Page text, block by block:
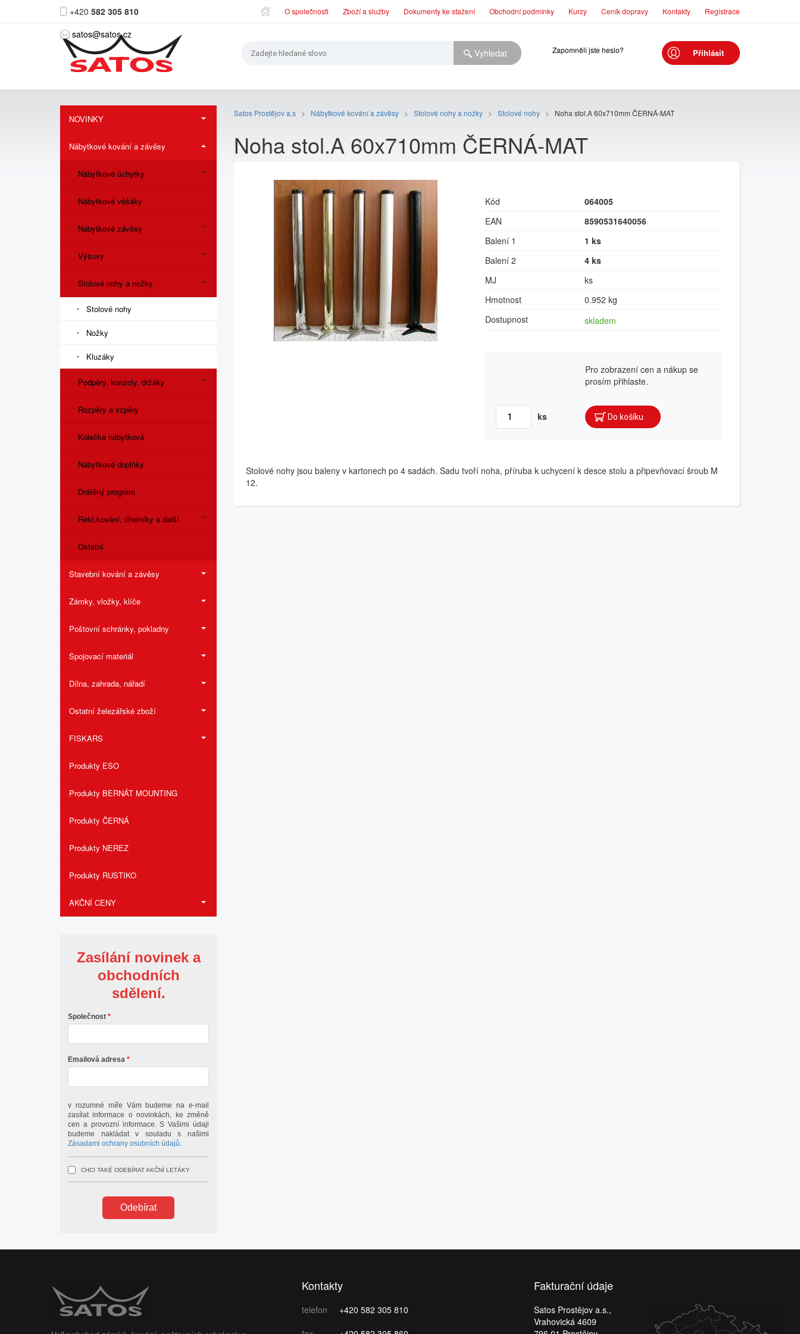
Přihlásit
+420 582 305 810
satos@satos.cz
O společnosti Zboží a služby Dokumenty ke stažení Obchodní podmínky Kurzy Ceník dopravy Kontakty Registrace
Zapomněli jste heslo?
NOVINKY
Nábytkové kování a závěsy
Nábytkové úchytky
Nábytkové věšáky
Nábytkové závěsy
Výsuvy
Stolové nohy a nožky
Stolové nohy
Nožky
Kluzáky
Podpěry, konzoly, držáky
Rozpěry a vzpěry
Kolečka nábytková
Nábytkové doplňky
Drátěný program
Rekt.kování, úhelníky a další
Ostatní
Stavební kování a závěsy
Zámky, vložky, klíče
Poštovní schránky, pokladny
Spojovací materiál
Dílna, zahrada, nářadí
Ostatní železářské zboží
FISKARS
Produkty ESO
Produkty BERNÁT MOUNTING
Produkty ČERNÁ
Produkty NEREZ
Produkty RUSTIKO
AKČNÍ CENY
Zasílání novinek a
obchodních
sdělení.
Společnost
Emailová adresa
v rozumné míře Vám budeme na e-mail
zasílat informace o novinkách, ke změně
cen a provozní informace. S Vašimi údaji
budeme nakládat v souladu s našimi
Zásadami ochrany osobních údajů.
CHCI TAKÉ ODEBÍRAT AKČNÍ LETÁKY
Odebírat
Satos Prostějov a.s > Nábytkové kování a závěsy > Stolové nohy a nožky > Stolové nohy > Noha stol.A 60x710mm ČERNÁ-MAT
Noha stol.A 60x710mm ČERNÁ-MAT
Kód
064005
EAN
8590531640056
Balení 1
1 ks
Balení 2
4 ks
MJ
ks
Hmotnost
0.952 kg
Dostupnost
skladem
Pro zobrazení cen a nákup se
prosím přihlaste.
ks
Stolové nohy jsou baleny v kartonech po 4 sadách. Sadu tvoří noha, příruba k uchycení k desce stolu a připevňovací šroub M
12.
Kontakty
telefon
+420 582 305 810
Fakturační údaje
Satos Prostějov a.s.,
Vrahovická 4609